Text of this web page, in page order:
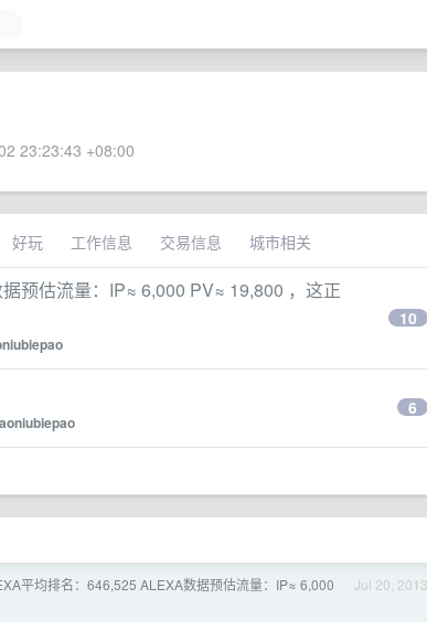
23:23:43 +08:00
好玩 工作信息 交易信息 城市相关
预估流量：IP≈ 6,000 PV≈ 19,800 ，这正
10
6
Jul 20, 2013
平均排名：646,525 ALEXA数据预估流量：IP≈ 6,000